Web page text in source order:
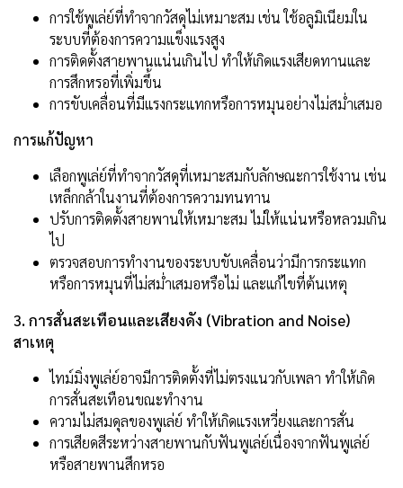
การใช้พูเล่ย์ที่ทำจากวัสดุไม่เหมาะสม เช่น ใช้อลูมิเนียมใน
ระบบที่ต้องการความแข็งแรงสูง
การติดตั้งสายพานแน่นเกินไป ทำให้เกิดแรงเสียดทานและ
การสึกหรอที่เพิ่มขึ้น
การขับเคลื่อนที่มีแรงกระแทกหรือการหมุนอย่างไม่สม่ำเสมอ
การแก้ปัญหา
เลือกพูเล่ย์ที่ทำจากวัสดุที่เหมาะสมกับลักษณะการใช้งาน เช่น
เหล็กกล้าในงานที่ต้องการความทนทาน
ปรับการติดตั้งสายพานให้เหมาะสม ไม่ให้แน่นหรือหลวมเกิน
ไป
ตรวจสอบการทำงานของระบบขับเคลื่อนว่ามีการกระแทก
หรือการหมุนที่ไม่สม่ำเสมอหรือไม่ และแก้ไขที่ต้นเหตุ
3. การสั่นสะเทือนและเสียงดัง (Vibration and Noise)
สาเหตุ
ไทม์มิ่งพูเล่ย์อาจมีการติดตั้งที่ไม่ตรงแนวกับเพลา ทำให้เกิด
การสั่นสะเทือนขณะทำงาน
ความไม่สมดุลของพูเล่ย์ ทำให้เกิดแรงเหวี่ยงและการสั่น
การเสียดสีระหว่างสายพานกับฟันพูเล่ย์เนื่องจากฟันพูเล่ย์
หรือสายพานสึกหรอ